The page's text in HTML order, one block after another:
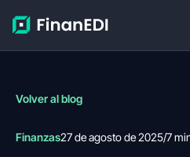
Volver al blog
Finanzas27 de agosto de 2025/7